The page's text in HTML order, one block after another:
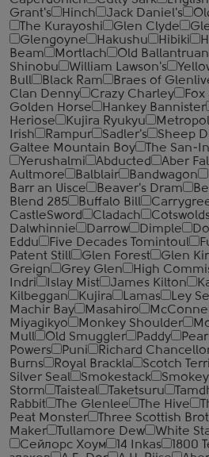
Grant's
Hinch Jack Daniel's
The Kurayoshi
Glen Clyde
Glengoyne
Hakushu Hibiki
Beam
Mortlach Old Ballantruan
Shinobu
William Lawson's
Bull
Black Ram Braes of
Clan Denny
Crazy Charley
Golden Horse
Hankey Bannister
Heriose
Kujira Ryukyu
Irish
Rampur Sadler's Sheep
Galtee Mountain Boy
The San-In
Yerushalmi
Abducted Aber
Aultmore
Balblair Bandwagon
Barr an Uisce
Beaver's Dram
Blend 285
Buffalo Bill
CastleSword
Cladach
Dalwhinnie
Darrow Dimple
Eddu
Five Decades Tomintoul
Patent Still
Glen Forest Glen
Greign
Grey Glen High
Indri
Islay Mist James Kilton
Kilbeggan
Kujira Lamas Ley
Machir Bay
Masahiro
Miyagikyo
Monkey Shoulder
Mull
Old Smuggler Paddy
Powers
Puni Richard
Burns
Royal Brackla Scotch
Silver Seal
Smokestack
Storm
Taisteal Taketsuru
Rabbit
The Glenlee The Hive
Peat Monster
Three Scottish
Maker
Tullamore Dew White
Сейлорс Хоум
14 Inkas 1800